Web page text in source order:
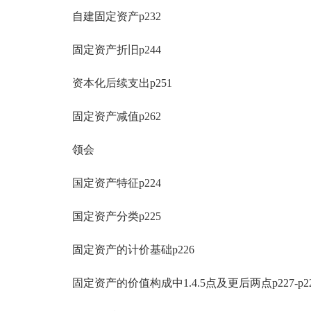
自建固定资产p232
固定资产折旧p244
资本化后续支出p251
固定资产减值p262
领会
国定资产特征p224
国定资产分类p225
固定资产的计价基础p226
固定资产的价值构成中1.4.5点及更后两点p227-